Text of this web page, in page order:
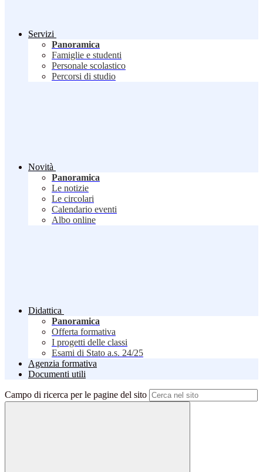
Servizi
Panoramica
Famiglie e studenti
Personale scolastico
Percorsi di studio
Novità
Panoramica
Le notizie
Le circolari
Calendario eventi
Albo online
Didattica
Panoramica
Offerta formativa
I progetti delle classi
Esami di Stato a.s. 24/25
Agenzia formativa
Documenti utili
Campo di ricerca per le pagine del sito